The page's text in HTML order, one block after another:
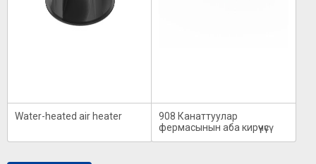
Water-heated air heater
908 Канаттуулар
фермасынын аба кирүүчүсү